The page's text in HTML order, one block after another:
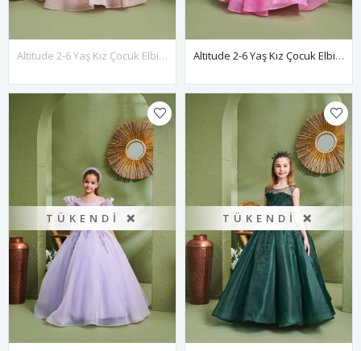
Altitude 2-6 Yaş Kız Çocuk Elbise 20159 Somon Altitude 2-6 Yaş Kız Çocuk Elbise 20159 Pembe
TÜKENDI ❌ TÜKENDI ❌